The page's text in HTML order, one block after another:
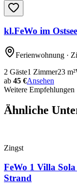
kl.FeWo im
Ferienwohnung ·
2 Gäste1 Zimmer23 m²
ab 45 €Ansehen
Weitere Empfehlungen
Ähnliche
Zingst
FeWo 1 Villa
Strand